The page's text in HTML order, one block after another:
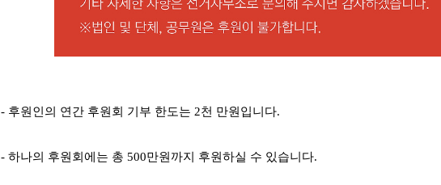
- 후원인의 연간 후원회 기부 한도는 2천 만원입니다.
- 하나의 후원회에는 총 500만원까지 후원하실 수 있습니다.